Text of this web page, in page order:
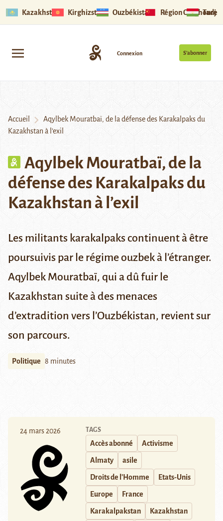
Kazakhstan Kirghizstan Ouzbékistan Région Ouïghoure
S’abonner
Connexion
Accueil
Aqylbek Mouratbaï, de la défense des Karakalpaks du
Kazakhstan à l’exil
Aqylbek Mouratbaï, de la
défense des Karakalpaks du
Kazakhstan à l’exil
Les militants karakalpaks continuent à être
poursuivis par le régime ouzbek à l’étranger.
Aqylbek Mouratbaï, qui a dû fuir le
Kazakhstan suite à des menaces
d’extradition vers l’Ouzbékistan, revient sur
son parcours.
Politique 8 minutes
24 mars 2026 TAGS
Accès abonné Activisme
Almaty asile
Droits de l'Homme Etats-Unis
Europe France
Karakalpakstan Kazakhstan